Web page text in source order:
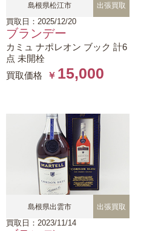
島根県松江市 出張買取
買取日：2025/12/20
ブランデー
カミュ ナポレオン ブック 計6
点 未開栓
買取価格
￥ 15,000
島根県出雲市 出張買取
買取日：2023/11/14